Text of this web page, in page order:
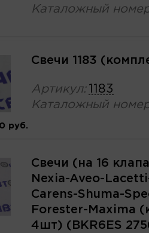
Каталожный
Свечи 1183
Артикул:
1183
Каталожный
руб.
Свечи (на 16
Nexia-Aveo-
Carens-Shuma-
Forester-Maxima
4шт) (BKR6ES